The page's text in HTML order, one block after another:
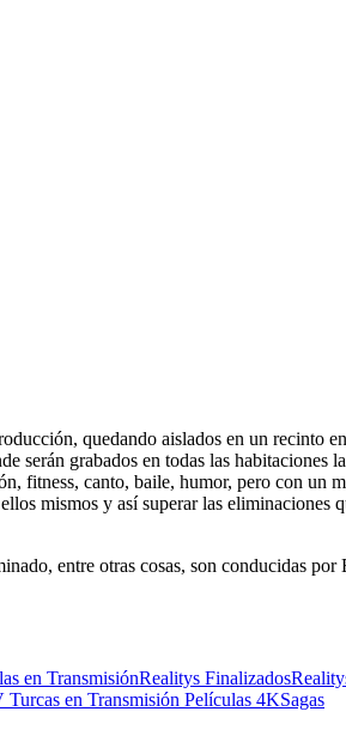
quedando aislados en un recinto
grabados en todas las habitaciones
fitness, canto, baile, humor, pero con
mismos y así superar las eliminaciones
entre otras cosas, son conducidas
en TransmisiónRealitys Finalizados
Turcas en Transmisión Películas 4KSagas